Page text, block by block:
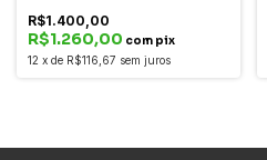
R$1.400,00
R$1.260,00 com pix
12 x de R$116,67 sem juros